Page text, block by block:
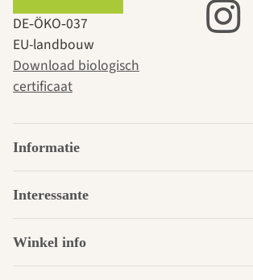
DE‑ÖKO‑037
EU-landbouw
Download biologisch
certificaat
Informatie
Interessante
Winkel info